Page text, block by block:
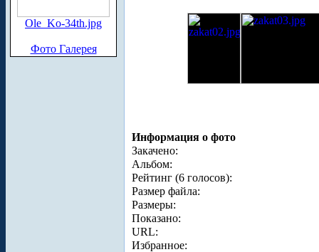
Ole_Ko-34th.jpg
Фото Галерея
Информация о фото
Закачено:
Альбом:
Рейтинг (6 голосов):
Размер файла:
Размеры:
Показано:
URL:
Избранное: